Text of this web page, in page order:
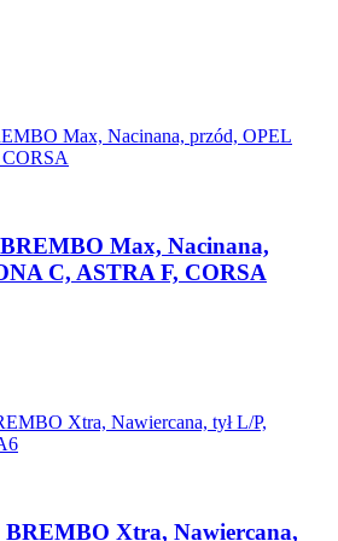
Max, Nacinana,
C, ASTRA F, CORSA
BREMBO Xtra, Nawiercana,